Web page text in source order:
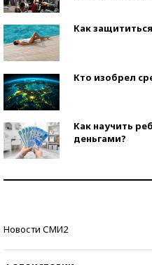
Как
Кто изобрел
Как научить
деньгами?
Новости СМИ2